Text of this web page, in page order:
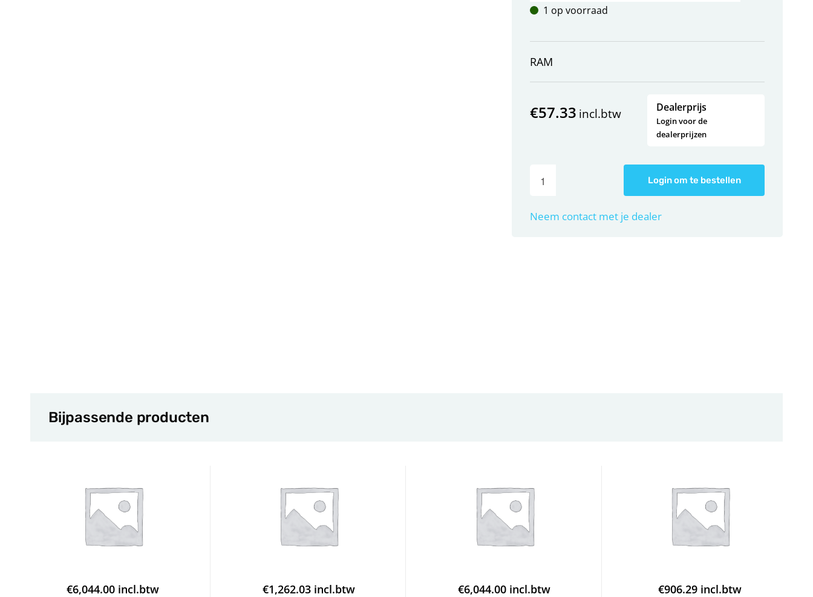
1 op voorraad
RAM
€57.33 incl.btw Dealerprijs
Login voor de
dealerprijzen
Login om te bestellen
Neem contact met je dealer
Bijpassende producten
€6,044.00 incl.btw €1,262.03 incl.btw €6,044.00 incl.btw €906.29 incl.btw